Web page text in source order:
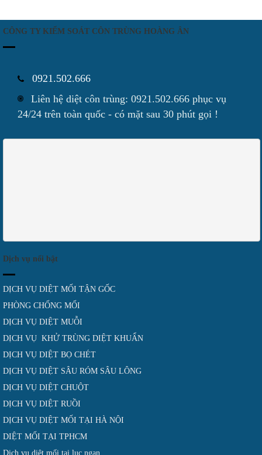
CÔNG TY KIỂM SOÁT CÔN TRÙNG HOÀNG ÂN
0921.502.666
Liên hệ diệt côn trùng: 0921.502.666 phục vụ
24/24 trên toàn quốc - có mặt sau 30 phút gọi !
Dịch vụ nổi bật
DỊCH VỤ DIỆT MỐI TẬN GỐC
PHÒNG CHỐNG MỐI
DỊCH VỤ DIỆT MUỖI
DỊCH VỤ KHỬ TRÙNG DIỆT KHUẨN
DỊCH VỤ DIỆT BỌ CHÉT
DỊCH VỤ DIỆT SÂU RÓM SÂU LÔNG
DỊCH VỤ DIỆT CHUỘT
DỊCH VỤ DIỆT RUỒI
DỊCH VỤ DIỆT MỐI TẠI HÀ NỘI
DIỆT MỐI TẠI TPHCM
Dịch vụ diệt mối tại lục ngạn